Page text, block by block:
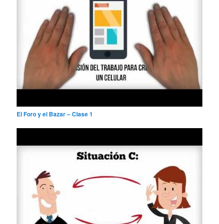
El Foro y el Bazar – Clase 1